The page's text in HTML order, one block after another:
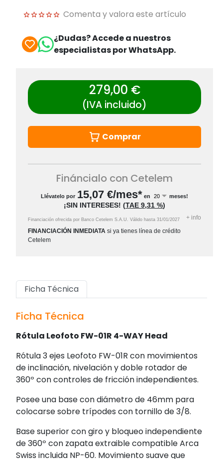
Comenta y valora este artículo
¿Dudas? Accede a nuestros
especialistas por WhatsApp.
279,00 €
(IVA incluido)
Comprar
Fináncialo con Cetelem
Llévatelo por 15,07 €/mes* en meses!
¡SIN INTERESES! (TAE 9,31 %)
Financiación ofrecida por Banco Cetelem S.A.U. Válido hasta 31/01/2027 + info
FINANCIACIÓN INMEDIATA si ya tienes línea de crédito
Cetelem
Ficha Técnica
Ficha Técnica
Rótula Leofoto FW-01R 4-WAY Head
Rótula 3 ejes Leofoto FW-01R con movimientos
de inclinación, nivelación y doble rotador de
360º con controles de fricción independientes.
Posee una base con diámetro de 46mm para
colocarse sobre trípodes con tornillo de 3/8.
Base superior con giro y bloqueo independiente
de 360º con zapata extraible compatible Arca
Swiss incluida NP-60. Movimiento suave que